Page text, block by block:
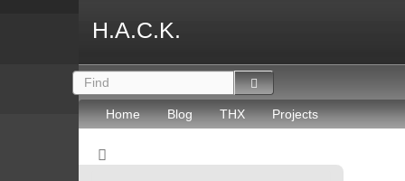
H.A.C.K.
Home Blog THX Projects